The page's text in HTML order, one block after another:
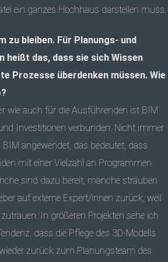
ein ganzes Hochhaus darstellen muss.
zu bleiben. Für Planungs- und
heißt das, dass sie sich Wissen
Prozesse überdenken müssen. Wie
wie auch für die Ausführenden ist BIM
Investitionen verbunden. Nicht immer
angewendet, das bedeutet, dass
mit einer Vielzahl an Programmen
sind dazu bereit, manche sträuben
auf externe Expert/innen zurück, weil
In größeren Projekten sehe ich
dass die Pflege des 3D-Modells
zurück zum Planungsteam des